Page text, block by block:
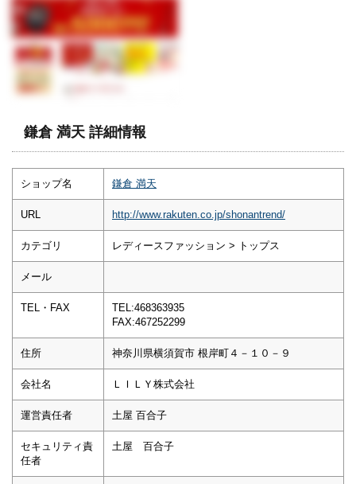
鎌倉 満天 詳細情報
ショップ名 鎌倉 満天
URL http://www.rakuten.co.jp/shonantrend/
カテゴリ レディースファッション > トップス
メール
TEL・FAX
TEL:468363935
FAX:467252299
住所 神奈川県横須賀市 根岸町４－１０－９
会社名 ＬＩＬＹ株式会社
運営責任者 土屋 百合子
セキュリティ責
任者
土屋 百合子